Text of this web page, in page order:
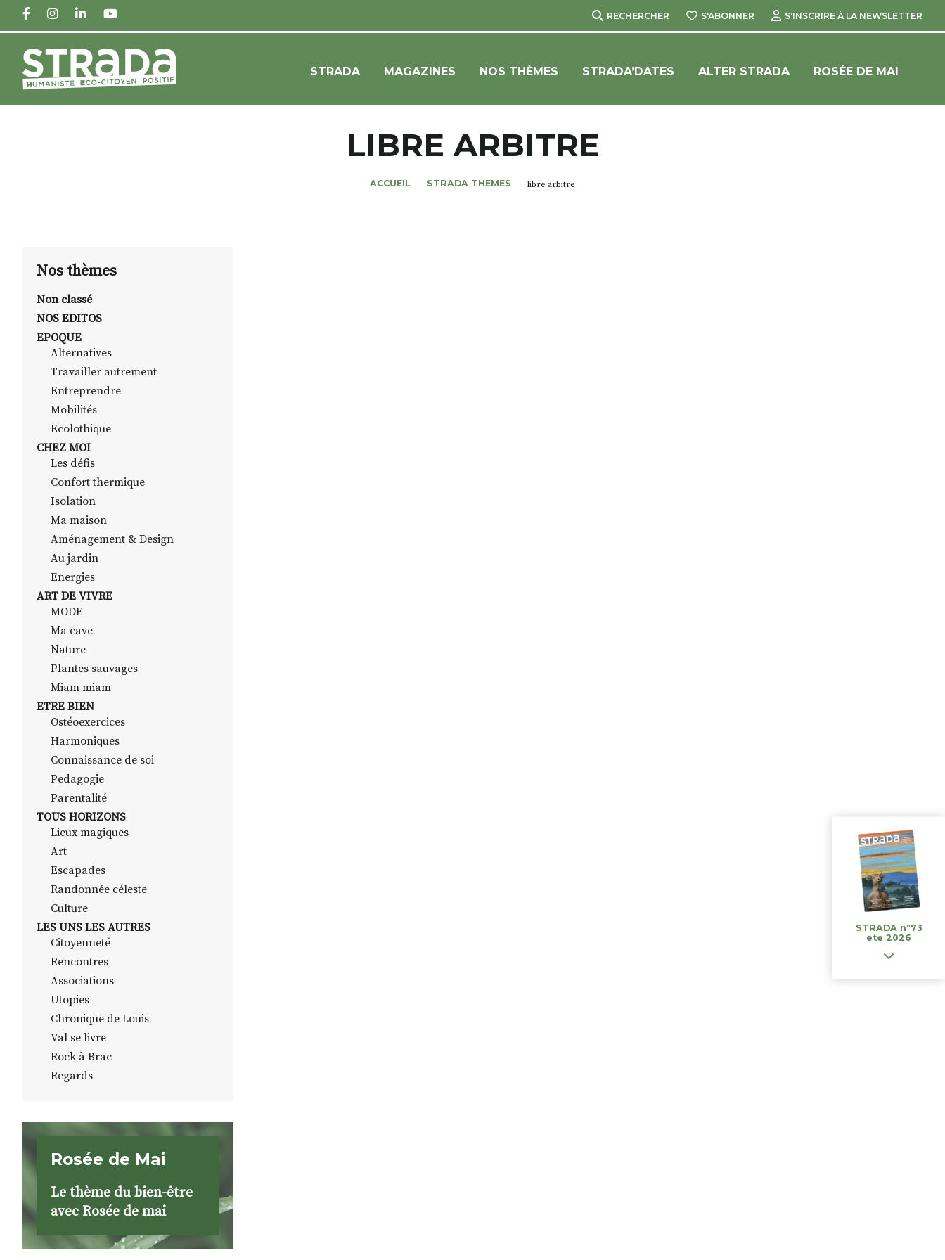
FACEBOOKINSTAGRAM
LINKEDINYOUTUBE RECHERCHER S'ABONNER S'INSCRIRE À LA NEWSLETTER
STRADA MAGAZINES NOS THÈMES STRADA’DATES ALTER STRADA ROSÉE DE MAI
LIBRE ARBITRE
ACCUEIL STRADA THEMES libre arbitre
Nos thèmes
Non classé
NOS EDITOS
EPOQUE
Alternatives
Travailler autrement
Entreprendre
Mobilités
Ecolothique
CHEZ MOI
Les défis
Confort thermique
Isolation
Ma maison
Aménagement & Design
Au jardin
Energies
ART DE VIVRE
MODE
Ma cave
Nature
Plantes sauvages
Miam miam
ETRE BIEN
Ostéoexercices
Harmoniques
Connaissance de soi
Pedagogie
Parentalité
TOUS HORIZONS
Lieux magiques
Art
Escapades
Randonnée céleste
Culture
LES UNS LES AUTRES
Citoyenneté
Rencontres
Associations
Utopies
Chronique de Louis
Val se livre
Rock à Brac
Regards
Rosée de Mai
Le thème du bien-être
avec Rosée de mai
STRADA n°73
ete 2026